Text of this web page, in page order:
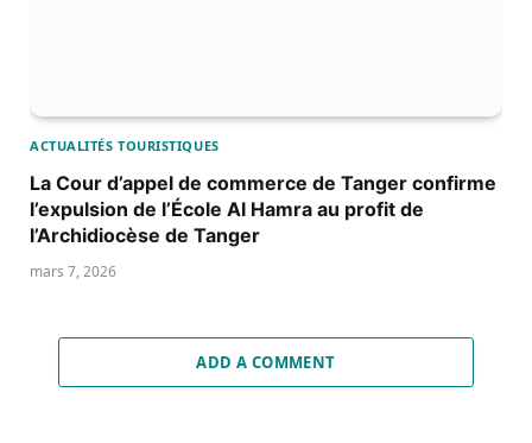
ACTUALITÉS TOURISTIQUES
La Cour d’appel de commerce de Tanger confirme
l’expulsion de l’École Al Hamra au profit de
l’Archidiocèse de Tanger
mars 7, 2026
ADD A COMMENT